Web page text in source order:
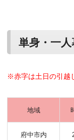
単身・一
※赤字は土日の引越
地域
府中市内